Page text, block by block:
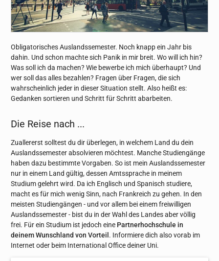
Obligatorisches Auslandssemester. Noch knapp ein Jahr bis
dahin. Und schon machte sich Panik in mir breit. Wo will ich hin?
Was soll ich da machen? Wie bewerbe ich mich überhaupt? Und
wer soll das alles bezahlen? Fragen über Fragen, die sich
wahrscheinlich jeder in dieser Situation stellt. Also heißt es:
Gedanken sortieren und Schritt für Schritt abarbeiten.
Die Reise nach ...
Zuallererst solltest du dir überlegen, in welchem Land du dein
Auslandssemester absolvieren möchtest. Manche Studiengänge
haben dazu bestimmte Vorgaben. So ist mein Auslandssemester
nur in einem Land gültig, dessen Amtssprache in meinem
Studium gelehrt wird. Da ich Englisch und Spanisch studiere,
macht es für mich wenig Sinn, nach Frankreich zu gehen. In den
meisten Studiengängen - und vor allem bei einem freiwilligen
Auslandssemester - bist du in der Wahl des Landes aber völlig
frei. Für ein Studium ist jedoch eine Partnerhochschule in
deinem Wunschland von Vorteil. Informiere dich also vorab im
Internet oder beim International Office deiner Uni.